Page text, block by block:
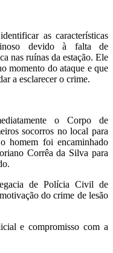
as características
devido à falta de
nas ruínas da estação. Ele
momento do ataque e que
a esclarecer o crime.
o Corpo de
socorros no local para
homem foi encaminhado
Corrêa da Silva para
de Polícia Civil de
do crime de lesão
e compromisso com a